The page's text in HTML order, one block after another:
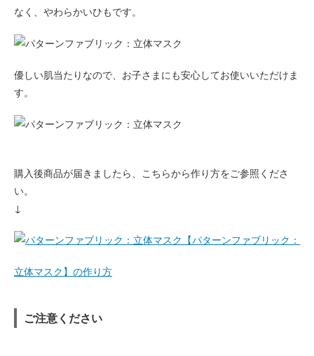
なく、やわらかいひもです。
優しい肌当たりなので、お子さまにも安心してお使いいただけま
す。
購入後商品が届きましたら、こちらから作り方をご参照くださ
い。
↓
【パターンファブリック：
立体マスク】の作り方
ご注意ください